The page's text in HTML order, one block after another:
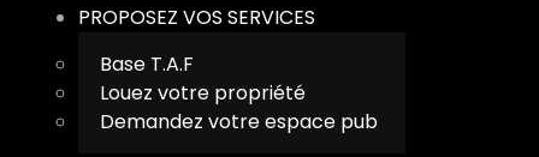
PROPOSEZ VOS SERVICES
Base T.A.F
Louez votre propriété
Demandez votre espace pub